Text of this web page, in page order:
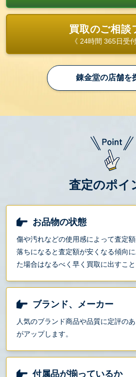
買取のご相談
《 24時間 365日受付
錬金堂の店舗を
査定のポイ
お品物の状態
傷や汚れなどの使用感によって査定
落ちになると査定額が安くなる傾向
た場合はなるべく早く買取に出すこと
ブランド、メーカー
人気のブランド商品や品質に定評の
がアップします。
付属品が揃っているか